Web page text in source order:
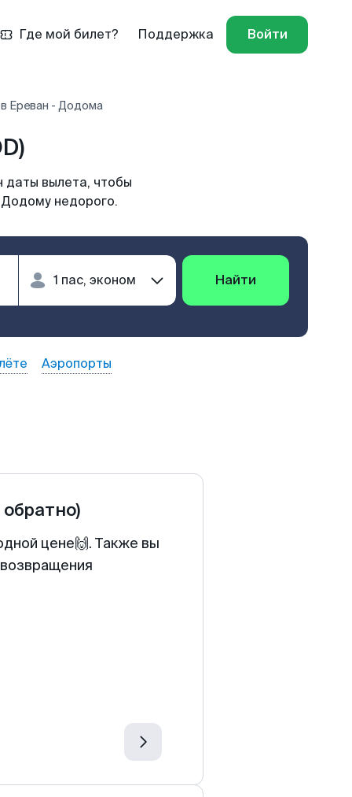
Где мой билет? Поддержка Войти
Ереван - Додома
вылета, чтобы
недорого.
Найти
Аэропорты
цене🙌. Также вы